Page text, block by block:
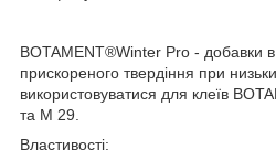
BOTAMENT®Winter Pro - добавки
прискореного твердіння при
використовуватися для клеїв
та M 29.
Властивості: